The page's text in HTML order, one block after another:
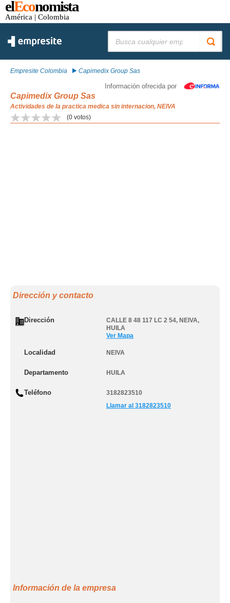
elEconomista
América | Colombia
Empresite Colombia Capimedix Group Sas
Información ofrecida por
Capimedix Group Sas
Actividades de la practica medica sin internacion, NEIVA
(0 votos)
Dirección y contacto
Dirección CALLE 8 48 117 LC 2 54, NEIVA,
HUILA
Ver Mapa
Localidad NEIVA
Departamento HUILA
Teléfono
3182823510
Llamar al 3182823510
Información de la empresa